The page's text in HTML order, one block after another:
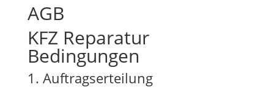
AGB
KFZ Reparatur
Bedingungen
1. Auftragserteilung